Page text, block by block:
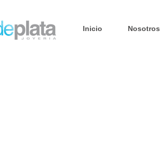
Inicio Nosotros